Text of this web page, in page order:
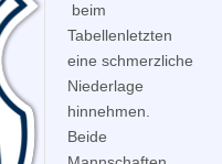
beim
Tabellenletzten
eine schmerzliche
Niederlage
hinnehmen.
Beide